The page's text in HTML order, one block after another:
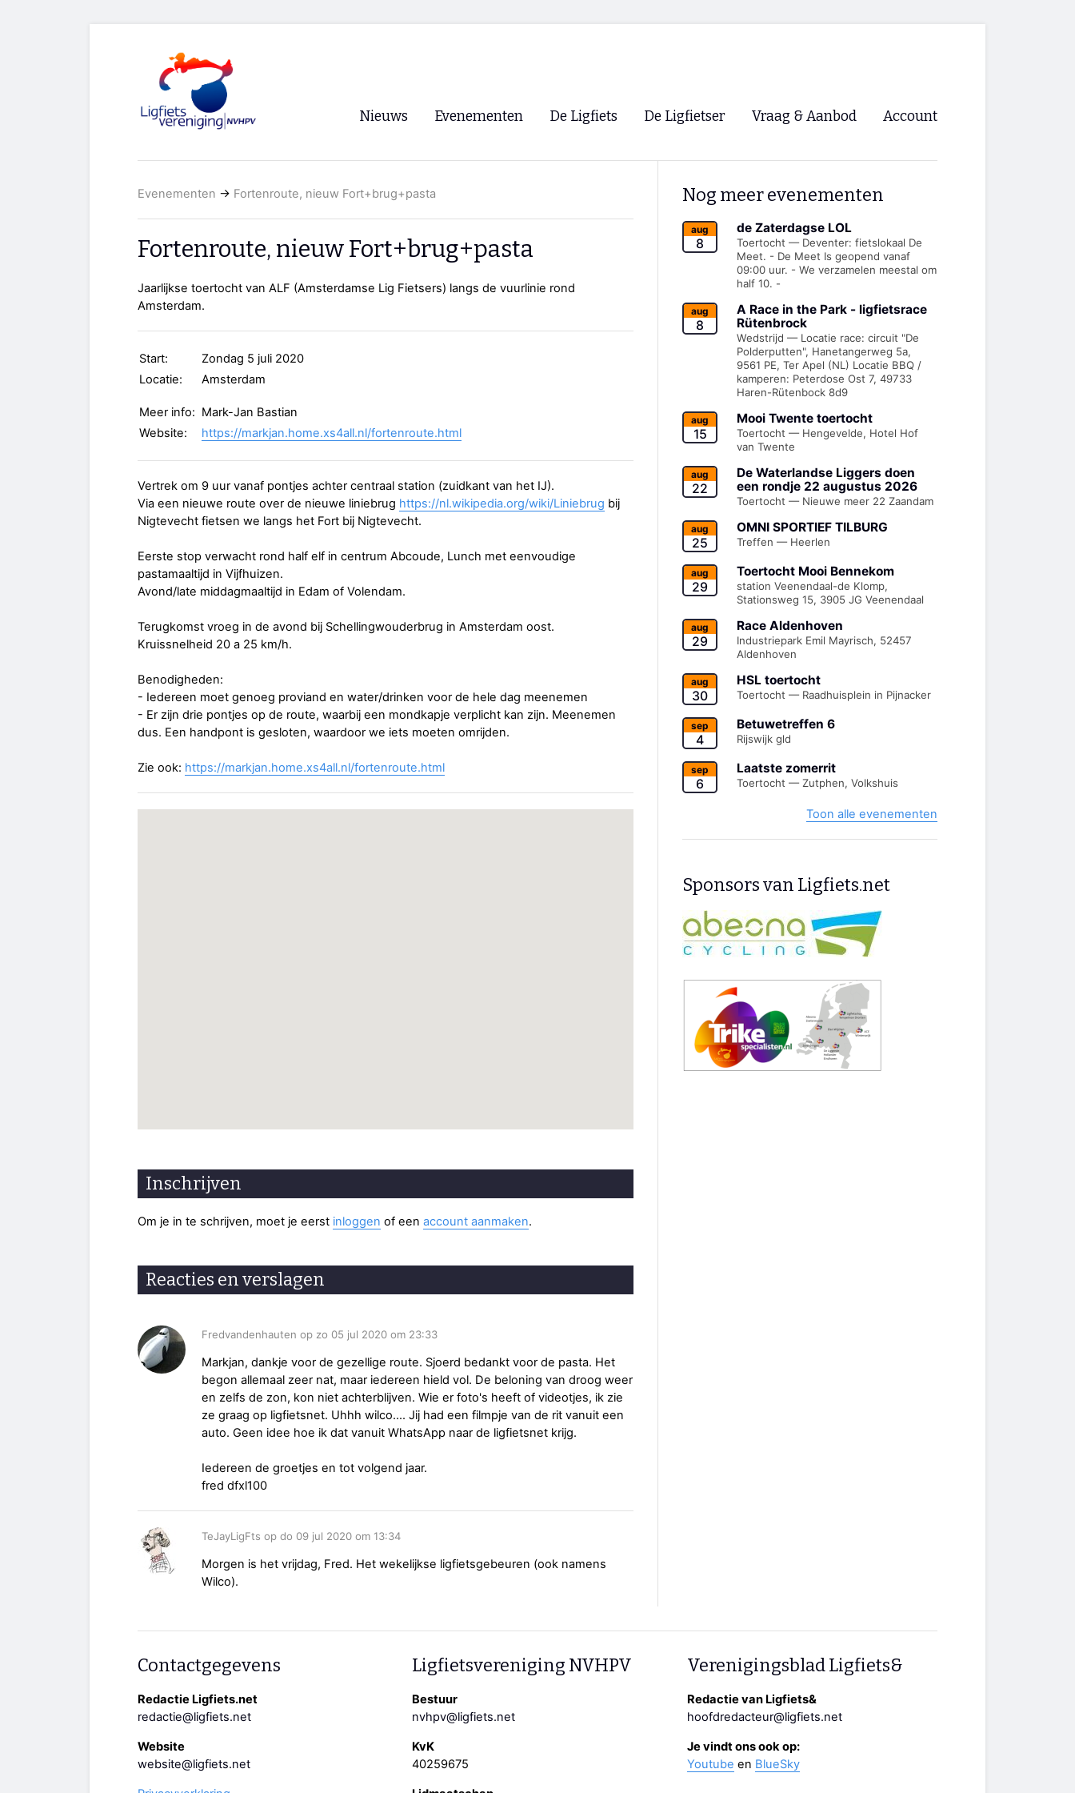
Nieuws
RSS
Evenementen
WK Ligfietsen 2026
De Ligfiets De Ligfietser
Ligfietsvereninging NVHPV
Lokale Fietsverenigingen
EHPVA & EuSupino 🡺
Forum ligfietsers.nl 🡺
Vraag & Aanbod Account
Registreren
Evenementen → Fortenroute, nieuw Fort+brug+pasta
Fortenroute, nieuw Fort+brug+pasta
Jaarlijkse toertocht van ALF (Amsterdamse Lig Fietsers) langs de vuurlinie rond
Amsterdam.
Start:
Zondag 5 juli 2020
Locatie:
Amsterdam
Meer info: Mark-Jan Bastian
Website:
https://markjan.home.xs4all.nl/fortenroute.html
Vertrek om 9 uur vanaf pontjes achter centraal station (zuidkant van het IJ).
Via een nieuwe route over de nieuwe liniebrug https://nl.wikipedia.org/wiki/Liniebrug bij
Nigtevecht fietsen we langs het Fort bij Nigtevecht.
Eerste stop verwacht rond half elf in centrum Abcoude, Lunch met eenvoudige
pastamaaltijd in Vijfhuizen.
Avond/late middagmaaltijd in Edam of Volendam.
Terugkomst vroeg in de avond bij Schellingwouderbrug in Amsterdam oost.
Kruissnelheid 20 a 25 km/h.
Benodigheden:
- Iedereen moet genoeg proviand en water/drinken voor de hele dag meenemen
- Er zijn drie pontjes op de route, waarbij een mondkapje verplicht kan zijn. Meenemen
dus. Een handpont is gesloten, waardoor we iets moeten omrijden.
Zie ook: https://markjan.home.xs4all.nl/fortenroute.html
Inschrijven
Om je in te schrijven, moet je eerst inloggen of een account aanmaken.
Reacties en verslagen
Fredvandenhauten op zo 05 jul 2020 om 23:33
Markjan, dankje voor de gezellige route. Sjoerd bedankt voor de pasta. Het
begon allemaal zeer nat, maar iedereen hield vol. De beloning van droog weer
en zelfs de zon, kon niet achterblijven. Wie er foto's heeft of videotjes, ik zie
ze graag op ligfietsnet. Uhhh wilco.... Jij had een filmpje van de rit vanuit een
auto. Geen idee hoe ik dat vanuit WhatsApp naar de ligfietsnet krijg.
Iedereen de groetjes en tot volgend jaar.
fred dfxl100
TeJayLigFts op do 09 jul 2020 om 13:34
Morgen is het vrijdag, Fred. Het wekelijkse ligfietsgebeuren (ook namens
Wilco).
Nog meer evenementen
aug
8
de Zaterdagse LOL
Toertocht — Deventer: fietslokaal De
Meet. - De Meet Is geopend vanaf
09:00 uur. - We verzamelen meestal om
half 10. -
aug
8
A Race in the Park - ligfietsrace
Rütenbrock
Wedstrijd — Locatie race: circuit "De
Polderputten", Hanetangerweg 5a,
9561 PE, Ter Apel (NL) Locatie BBQ /
kamperen: Peterdose Ost 7, 49733
Haren-Rütenbock 8d9
aug
15
Mooi Twente toertocht
Toertocht — Hengevelde, Hotel Hof
van Twente
aug
22
De Waterlandse Liggers doen
een rondje 22 augustus 2026
Toertocht — Nieuwe meer 22 Zaandam
aug
25
OMNI SPORTIEF TILBURG
Treffen — Heerlen
aug
29
Toertocht Mooi Bennekom
station Veenendaal-de Klomp,
Stationsweg 15, 3905 JG Veenendaal
aug
29
Race Aldenhoven
Industriepark Emil Mayrisch, 52457
Aldenhoven
aug
30
HSL toertocht
Toertocht — Raadhuisplein in Pijnacker
sep
4
Betuwetreffen 6
Rijswijk gld
sep
6
Laatste zomerrit
Toertocht — Zutphen, Volkshuis
Toon alle evenementen
Sponsors van Ligfiets.net
Contactgegevens
Redactie Ligfiets.net
redactie@ligfiets.net
Website
website@ligfiets.net
Ligfietsvereniging NVHPV
Bestuur
nvhpv@ligfiets.net
KvK
40259675
Verenigingsblad Ligfiets&
Redactie van Ligfiets&
hoofdredacteur@ligfiets.net
Je vindt ons ook op:
Youtube en BlueSky